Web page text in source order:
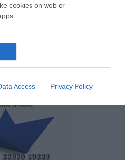
cookies on web or
Access Privacy Policy
2026